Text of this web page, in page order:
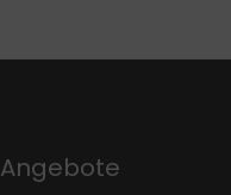
Angebote